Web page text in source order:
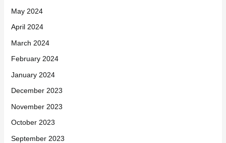
May 2024
April 2024
March 2024
February 2024
January 2024
December 2023
November 2023
October 2023
September 2023